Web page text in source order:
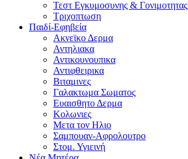
Τεστ Εγκυμοσυνης & Γονιμοτητας
Τριχοπτωση
Παιδί-Εφηβεία
Ακνεϊκο Δερμα
Αντηλιακα
Αντικουνουπικα
Αντιφθειρικα
Βιταμινες
Γαλακτωμα Σωματος
Ευαισθητο Δερμα
Κολωνιες
Μετα τον Ηλιο
Σαμπουαν-Αφρολουτρο
Στομ. Υγιεινή